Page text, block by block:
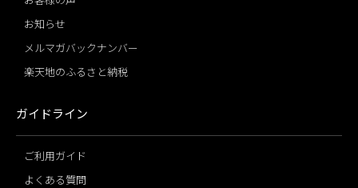
お知らせ
メルマガバックナンバー
楽天地のふるさと納税
ガイドライン
ご利用ガイド
よくある質問